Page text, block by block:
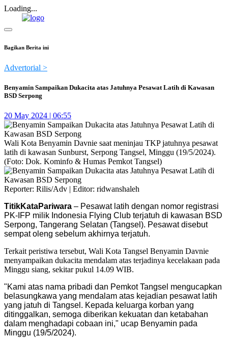
Loading...
Bagikan Berita ini
Advertorial >
Benyamin Sampaikan Dukacita atas Jatuhnya Pesawat Latih di Kawasan
BSD Serpong
20 May 2024 | 06:55
Wali Kota Benyamin Davnie saat meninjau TKP jatuhnya pesawat
latih di kawasan Sunburst, Serpong Tangsel, Minggu (19/5/2024).
(Foto: Dok. Kominfo & Humas Pemkot Tangsel)
Reporter: Rilis/Adv | Editor: ridwanshaleh
TitikKataPariwara – Pesawat latih dengan nomor registrasi
PK-IFP milik Indonesia Flying Club terjatuh di kawasan BSD
Serpong, Tangerang Selatan (Tangsel). Pesawat disebut
sempat oleng sebelum akhirnya terjatuh.
Terkait peristiwa tersebut, Wali Kota Tangsel Benyamin Davnie
menyampaikan dukacita mendalam atas terjadinya kecelakaan pada
Minggu siang, sekitar pukul 14.09 WIB.
"Kami atas nama pribadi dan Pemkot Tangsel mengucapkan
belasungkawa yang mendalam atas kejadian pesawat latih
yang jatuh di Tangsel. Kepada keluarga korban yang
ditinggalkan, semoga diberikan kekuatan dan ketabahan
dalam menghadapi cobaan ini," ucap Benyamin pada
Minggu (19/5/2024).